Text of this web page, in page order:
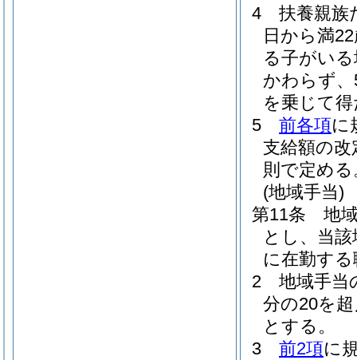
4
扶養親族
日から満
る子がい
かわらず
を乗じて
5
前各項に
支給額の
則で定める
(地域手当)
第11条
地
とし、当
に在勤す
2
地域手当
分の20を
とする。
3
前2項に